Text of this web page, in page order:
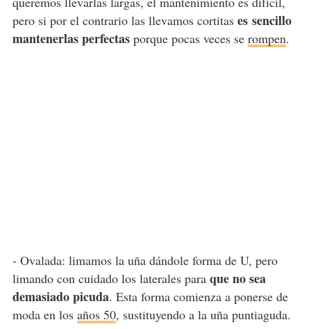
pero si por el contrario las llevamos cortitas es sencillo
mantenerlas perfectasporque pocas veces se rompen.
- Ovalada: limamos la uña dándole forma de U, pero
limando con cuidado los laterales para que no sea
demasiado picuda. Esta forma comienza a ponerse de
moda en los años 50, sustituyendo a la uña puntiaguda.